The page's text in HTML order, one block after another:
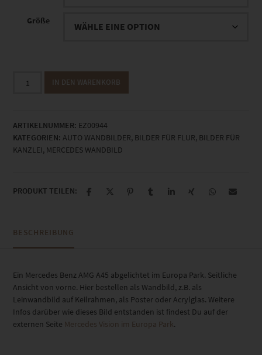
Größe
Mercedes
at
Europa
Park
IN DEN WARENKORB
ARTIKELNUMMER: EZ00944
KATEGORIEN: AUTO WANDBILDER, BILDER FÜR FLUR, BILDER FÜR
KANZLEI, MERCEDES WANDBILD
PRODUKT TEILEN:
BESCHREIBUNG
Ein Mercedes Benz AMG A45 abgelichtet im Europa Park. Seitliche
Ansicht von vorne. Hier bestellen als Wandbild, z.B. als
Leinwandbild auf Keilrahmen, als Poster oder Acrylglas. Weitere
Infos darüber wie dieses Bild entstanden ist findest Du auf der
externen Seite Mercedes Vision im Europa Park.